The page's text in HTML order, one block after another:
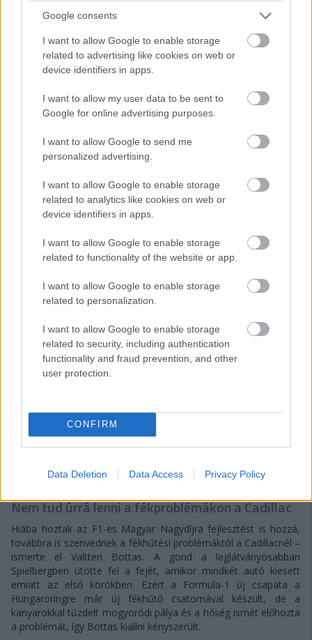
Google consents
I want to allow Google to enable storage
related to advertising like cookies on web or
device identifiers in apps.
I want to allow my user data to be sent to
Google for online advertising purposes.
I want to allow Google to send me
personalized advertising.
I want to allow Google to enable storage
related to analytics like cookies on web or
device identifiers in apps.
I want to allow Google to enable storage
related to functionality of the website or app.
I want to allow Google to enable storage
related to personalization.
I want to allow Google to enable storage
related to security, including authentication
functionality and fraud prevention, and other
user protection.
CONFIRM
Data Deletion Data Access Privacy Policy
Mekies csapatfőnök szerint az évad hátralévő részében már
költségeket meg kell osztani a 2027-es autó munkálatai között
„Nem tudom, a többiekkel mi a helyzet, de az biztos, hogy egy
ponton döntést kell hoznunk, hogyan egyensúlyozunk az idei és
a jövő év között. Arra számítok, hogy ez hamarabb meg fog
történni, mint tavaly. Szóval főleg a szabályzat fényében
rengeteg fejlesztést hoztunk mostanáig, hogy próbáljuk
korrigálni azt a hatalmas hátrányt, amivel eleinte rendelkeztünk.
folytatni, mindenesetre meglátjuk, mi a legjobb módja annak,
hogy ledolgozzuk ezt az utolsó három tizedmásodpercet.”
Balogh Tamás
Nem tud úrrá lenni a fékproblémákon a Cadillac
Hiába hoztak az F1-es Magyar Nagydíjra fejlesztést is hozzá,
továbbra is szenvednek a fékhűtési problémáktól a Cadillacnél –
ismerte el Valtteri Bottas. A gond a leglátványosabban
Spielbergben ütötte fel a fejét, amikor mindkét autó kiesett
emiatt az első körökben. Ezért a Formula-1 új csapata a
Hungaroringre már új fékhűtő csatornával készült, de a
kanyarokkal tűzdelt mogyoródi pálya és a hőség ismét előhozta
a problémát, így Bottas kiállni kényszerült.